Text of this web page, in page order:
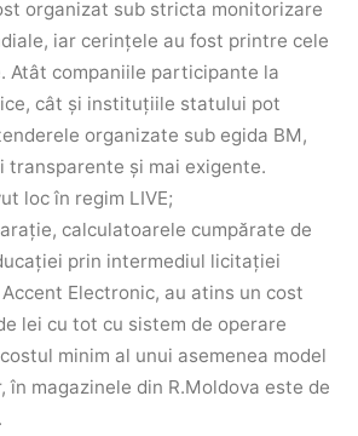
organizat sub stricta monitorizare
iar cerințele au fost printre cele
Atât companiile participante la
cât și instituțiile statului pot
organizate sub egida BM,
transparente și mai exigente.
loc în regim LIVE;
calculatoarele cumpărate de
prin intermediul licitației
Electronic, au atins un cost
lei cu tot cu sistem de operare
minim al unui asemenea model
în magazinele din R.Moldova este de